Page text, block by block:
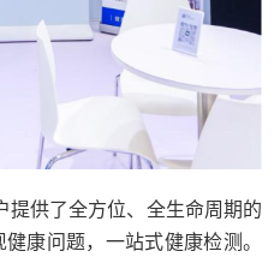
供了全方位、全生命周期的
康问题，一站式健康检测。